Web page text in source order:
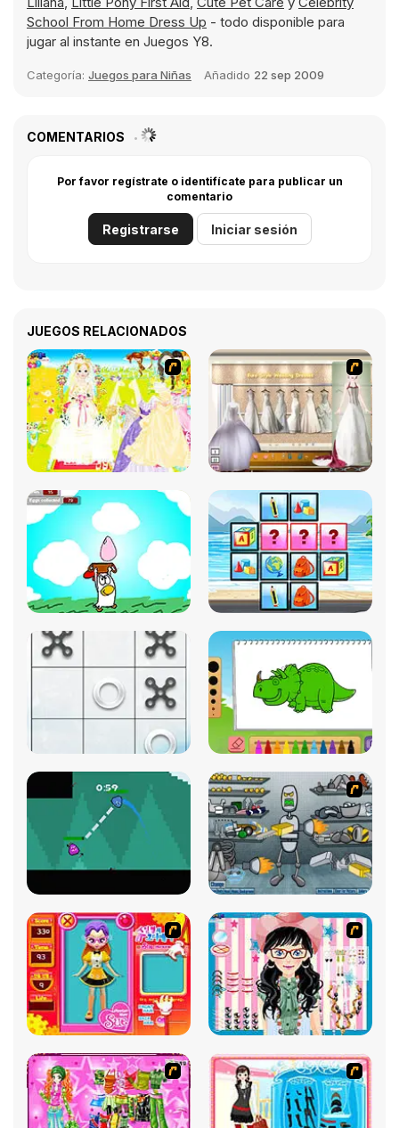
School From Home Dress Up - todo disponible para
jugar al instante en Juegos Y8.
Categoría: Juegos para Niñas Añadido 22 sep 2009
COMENTARIOS
Por favor regístrate o identifícate para publicar un
comentario
Registrarse Iniciar sesión
JUEGOS RELACIONADOS